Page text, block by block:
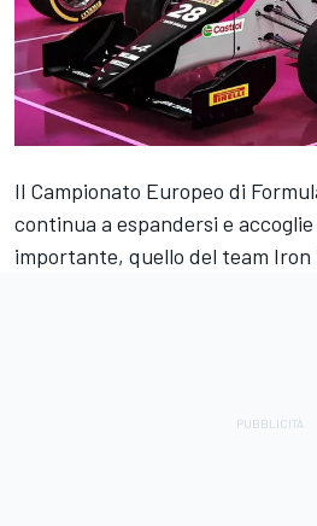
Il Campionato Europeo di
continua a espandersi e
importante, quello del team Iron